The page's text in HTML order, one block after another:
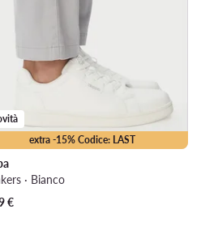
extra -15% Codice: LAST
· Bianco
€